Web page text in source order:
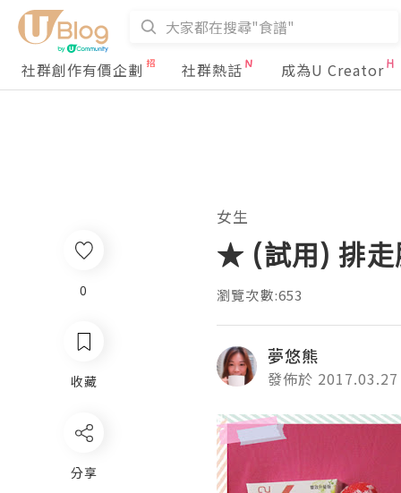
社群創作有價企劃 社群熱話 成為U Creator
0
收藏
分享
女生
★ (試用) 排
瀏覽次數:653
夢悠熊
發佈於 2017.03.27